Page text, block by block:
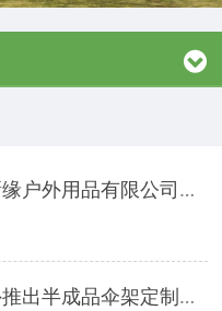
应对美国加关税挑战，上海新缘户外用品有限公司：以定制伞架半成品，共创雨中新商机
关税压力下的创新：新缘户外推出半成品伞架定制服务